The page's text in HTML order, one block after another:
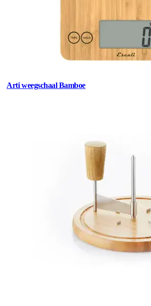
Arti weegschaal Bamboe